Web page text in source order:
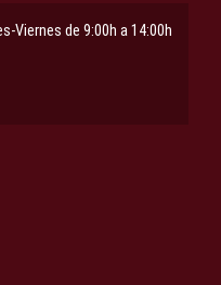
Viernes de 9:00h a 14:00h
pestaña
nueva pestaña
en nueva pestaña